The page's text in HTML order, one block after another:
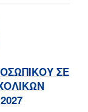
ΣΕ